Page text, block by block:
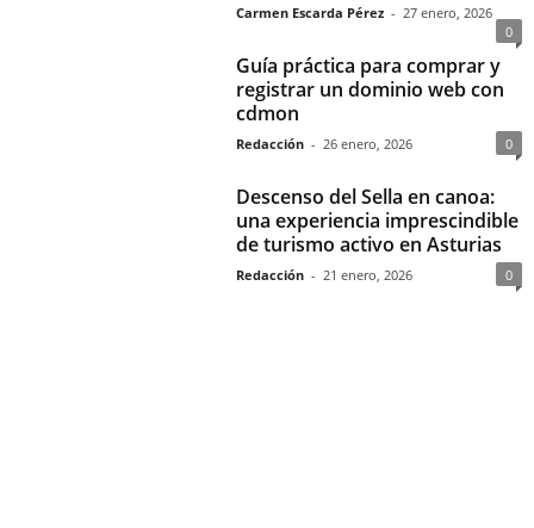
Carmen Escarda Pérez - 27 enero, 2026
0
Guía práctica para comprar y
registrar un dominio web con
cdmon
Redacción - 26 enero, 2026 0
Descenso del Sella en canoa:
una experiencia imprescindible
de turismo activo en Asturias
Redacción - 21 enero, 2026 0